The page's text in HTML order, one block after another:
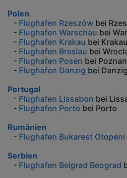
Polen
- Flughafen Rzeszów bei
- Flughafen Warschau bei
- Flughafen Krakau bei Krakau
- Flughafen Breslau bei
- Flughafen Posen bei
- Flughafen Danzig bei Danzig
Portugal
- Flughafen Lissabon bei
- Flughafen Porto bei Porto
Rumänien
- Flughafen Bukarest Otopeni
Serbien
- Flughafen Belgrad Beograd